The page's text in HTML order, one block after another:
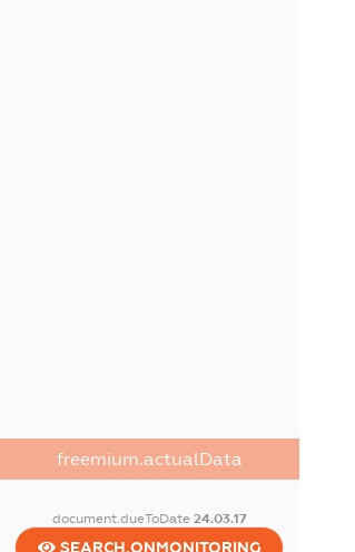
freemium.actualData
document.dueToDate 24.03.17
SEARCH.ONMONITORING